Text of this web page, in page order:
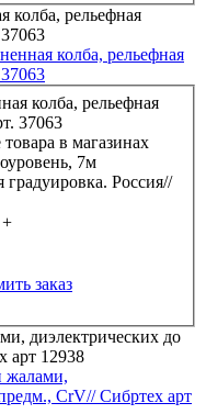
колба, рельефная
в магазинах
7м
градуировка. Россия//
+
заказ
жалами,
CrV// Сибртех арт